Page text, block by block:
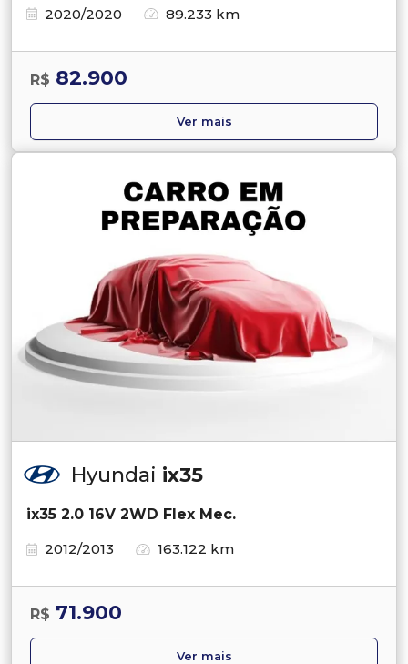
2020/2020
89.233 km
R$ 82.900
Ver mais
Hyundai ix35
ix35 2.0 16V 2WD Flex Mec.
2012/2013
163.122 km
R$ 71.900
Ver mais